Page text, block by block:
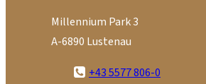
Millennium Park 3
A-6890 Lustenau
+43 5577 806-0